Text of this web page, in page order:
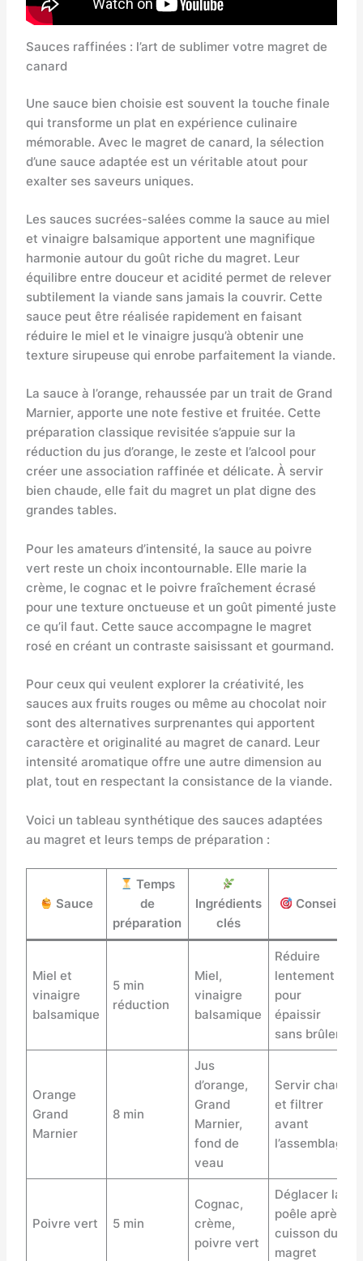
Sauces raffinées : l’art de sublimer votre magret de
canard
Une sauce bien choisie est souvent la touche finale
qui transforme un plat en expérience culinaire
mémorable. Avec le magret de canard, la sélection
d’une sauce adaptée est un véritable atout pour
exalter ses saveurs uniques.
Les sauces sucrées-salées comme la sauce au miel
et vinaigre balsamique apportent une magnifique
harmonie autour du goût riche du magret. Leur
équilibre entre douceur et acidité permet de relever
subtilement la viande sans jamais la couvrir. Cette
sauce peut être réalisée rapidement en faisant
réduire le miel et le vinaigre jusqu’à obtenir une
texture sirupeuse qui enrobe parfaitement la viande.
La sauce à l’orange, rehaussée par un trait de Grand
Marnier, apporte une note festive et fruitée. Cette
préparation classique revisitée s’appuie sur la
réduction du jus d’orange, le zeste et l’alcool pour
créer une association raffinée et délicate. À servir
bien chaude, elle fait du magret un plat digne des
grandes tables.
Pour les amateurs d’intensité, la sauce au poivre
vert reste un choix incontournable. Elle marie la
crème, le cognac et le poivre fraîchement écrasé
pour une texture onctueuse et un goût pimenté juste
ce qu’il faut. Cette sauce accompagne le magret
rosé en créant un contraste saisissant et gourmand.
Pour ceux qui veulent explorer la créativité, les
sauces aux fruits rouges ou même au chocolat noir
sont des alternatives surprenantes qui apportent
caractère et originalité au magret de canard. Leur
intensité aromatique offre une autre dimension au
plat, tout en respectant la consistance de la viande.
Voici un tableau synthétique des sauces adaptées
au magret et leurs temps de préparation :
Sauce
Temps
de
préparation
Ingrédients
clés
Conseils
Miel et
vinaigre
balsamique
5 min
réduction
Miel,
vinaigre
balsamique
Réduire
lentement
pour
épaissir
sans brûler
Orange
Grand
Marnier
8 min
Jus
d’orange,
Grand
Marnier,
fond de
veau
Servir chaud
et filtrer
avant
l’assemblage
Poivre vert 5 min
Cognac,
crème,
poivre vert
Déglacer la
poêle après
cuisson du
magret